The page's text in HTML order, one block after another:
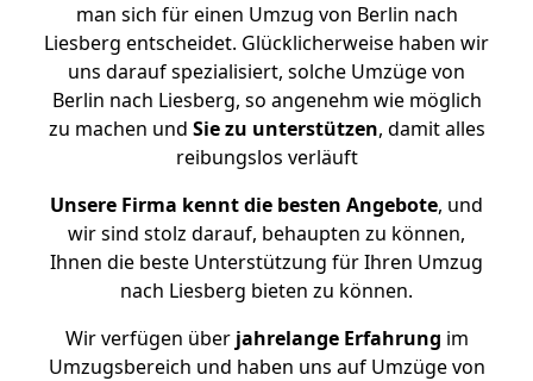
man sich für einen Umzug von Berlin nach
Liesberg entscheidet. Glücklicherweise haben wir
uns darauf spezialisiert, solche Umzüge von
Berlin nach Liesberg, so angenehm wie möglich
zu machen und Sie zu unterstützen, damit alles
reibungslos verläuft
Unsere Firma kennt die besten Angebote, und
wir sind stolz darauf, behaupten zu können,
Ihnen die beste Unterstützung für Ihren Umzug
nach Liesberg bieten zu können.
Wir verfügen überjahrelange Erfahrung im
Umzugsbereich und haben uns auf Umzüge von